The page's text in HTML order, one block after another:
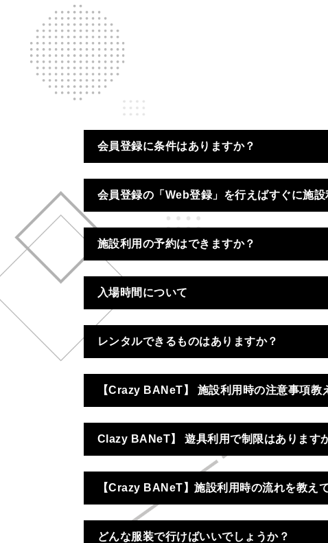
本施設は、各種遊具を設置しております。重大
https://www.capcom-games.com/ja-jp/legal/
会員登録に条件はありますか？
会員登録の「Web登録」を行えばすぐに施設
施設利用の予約はできますか？
入場時間について
レンタルできるものはありますか？
【Crazy BANeT】 施設利用時の注意事項教
Clazy BANeT】 遊具利用で制限はあります
遊具名
スカイバネット、トランポリンキューブ、ニンジ
【Crazy BANeT】施設利用時の流れを教え
どんな服装で行けばいいでしょうか？